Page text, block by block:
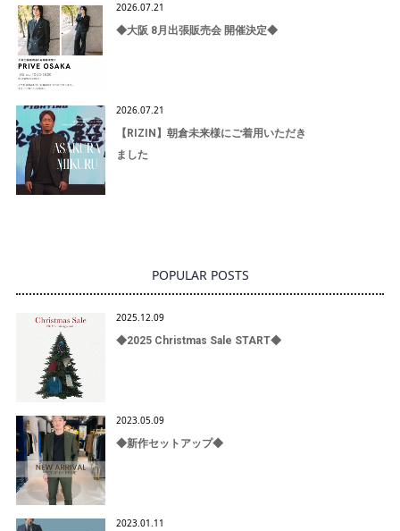
2026.07.21
◆大阪 8月出張販売会 開催決定◆
2026.07.21
【RIZIN】朝倉未来様にご着用いただき
ました
POPULAR POSTS
2025.12.09
◆2025 Christmas Sale START◆
2023.05.09
◆新作セットアップ◆
2023.01.11